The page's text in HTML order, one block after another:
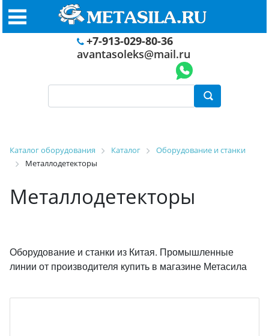
+7-913-029-80-36
avantasoleks@mail.ru
Каталог оборудования Каталог
Оборудование и станки
Металлодетекторы
Металлодетекторы
Оборудование и станки из Китая. Промышленные
линии от производителя купить в магазине Метасила